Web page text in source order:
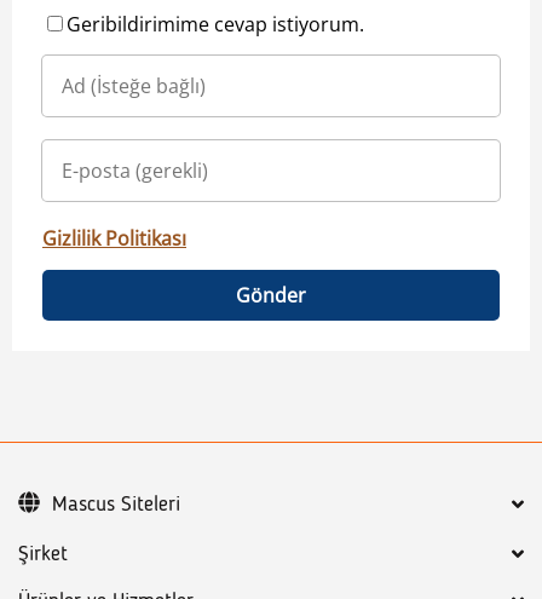
Geribildirimime cevap istiyorum.
Gizlilik Politikası
Gönder
Şirket
Mascus Siteleri